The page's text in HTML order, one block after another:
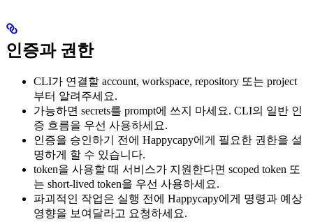
인증과 권한
CLI가 연결할 account, workspace, repository 또는 project
부터 알려주세요.
가능하면 secrets를 prompt에 쓰지 마세요. CLI의 일반 인
증 흐름을 우선 사용하세요.
인증을 승인하기 전에 Happycapy에게 필요한 권한을 설
명하게 할 수 있습니다.
token을 사용할 때 서비스가 지원한다면 scoped token 또
는 short-lived token을 우선 사용하세요.
파괴적인 작업은 실행 전에 Happycapy에게 명령과 예상
영향을 보여달라고 요청하세요.